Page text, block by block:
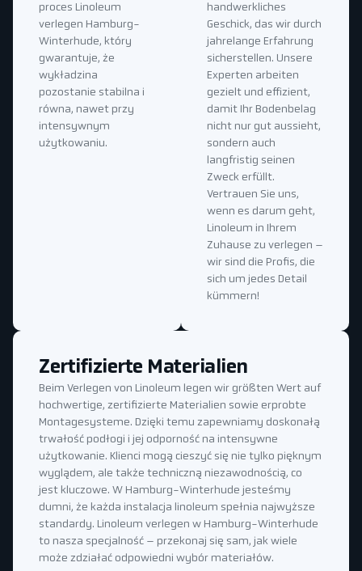
handwerkliches
Geschick, das wir durch
jahrelange Erfahrung
sicherstellen. Unsere
Experten arbeiten
gezielt und effizient,
damit Ihr Bodenbelag
nicht nur gut aussieht,
sondern auch
langfristig seinen
Zweck erfüllt.
Vertrauen Sie uns,
wenn es darum geht,
Linoleum in Ihrem
Zuhause zu verlegen –
wir sind die Profis, die
sich um jedes Detail
kümmern!
proces Linoleum
verlegen Hamburg-
Winterhude, który
gwarantuje, że
wykładzina
pozostanie stabilna i
równa, nawet przy
intensywnym
użytkowaniu.
Zertifizierte Materialien
Beim Verlegen von Linoleum legen wir größten Wert auf
hochwertige, zertifizierte Materialien sowie erprobte
Montagesysteme. Dzięki temu zapewniamy doskonałą
trwałość podłogi i jej odporność na intensywne
użytkowanie. Klienci mogą cieszyć się nie tylko pięknym
wyglądem, ale także techniczną niezawodnością, co
jest kluczowe. W Hamburg-Winterhude jesteśmy
dumni, że każda instalacja linoleum spełnia najwyższe
standardy. Linoleum verlegen w Hamburg-Winterhude
to nasza specjalność – przekonaj się sam, jak wiele
może zdziałać odpowiedni wybór materiałów.